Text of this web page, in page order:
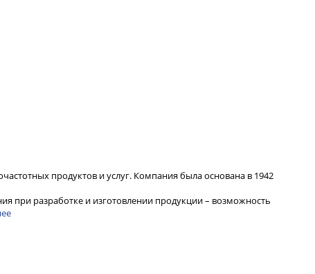
продуктов и услуг. Компания была основана в 1942
при разработке и изготовлении продукции – возможность